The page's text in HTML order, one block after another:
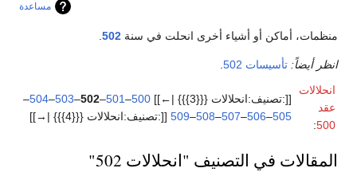
مساعدة
منظمات، أماكن أو أشياء أخرى انحلت في سنة 502
انظر أيضاً: تأسيسات 502
انحلالات
عقد
500
:
[[:تصنيف:انحلالات {{{3}}} |←]] 500
–
501
–
502
–
503
–
504
–
505
–
506
–
507
–
508
–
509 [[:تصنيف:انحلالات {{{4}}} |→]]
المقالات في التصنيف "انحلالات 502"